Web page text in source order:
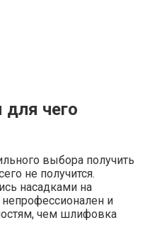
чего
выбора получить
не получится.
насадками на
непрофессионален и
чем шлифовка